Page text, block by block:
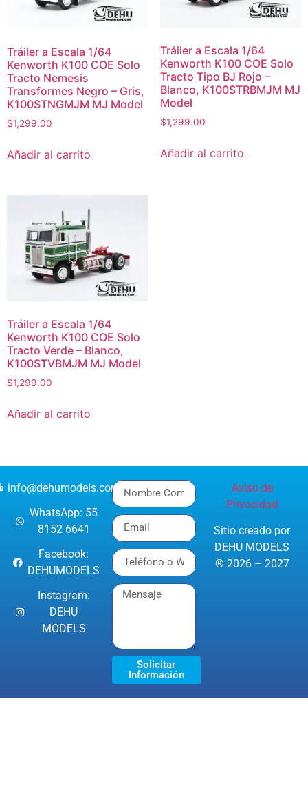
Tráiler a Escala 1/64
Kenworth K100 COE Solo
Tracto Nemesis
Transformes Negro – Gris,
K100STNGMJM MJ Model
$1,299.00
Añadir al carrito
Tráiler a Escala 1/64
Kenworth K100 COE Solo
Tracto Tipo BJ Rojo –
Blanco, K100STRBMJM MJ
Model
$1,299.00
Añadir al carrito
Tráiler a Escala 1/64
Kenworth K100 COE Solo
Tracto Verde – Blanco,
K100STVBMJM MJ Model
$1,299.00
Añadir al carrito
info@dehumodels.com
WhatsApp: 55
8152 6641
Facebook:
DEHUMODELS
Instagram:
DEHU
MODELS
Solicitar
Información
Aviso de
Privacidad
Sitio creado por
DEHU MODELS
® 2026 – 2027